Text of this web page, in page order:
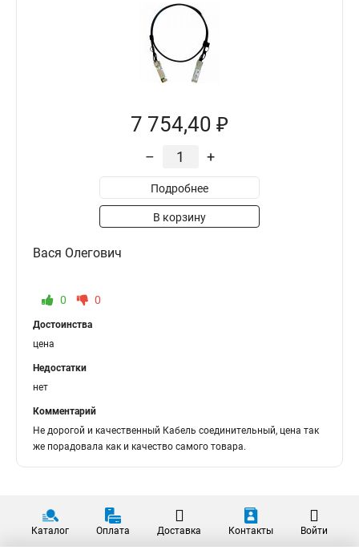
7 754,40 ₽
– +
Подробнее
В корзину
Вася Олегович
0 0
Достоинства
цена
Недостатки
нет
Комментарий
Не дорогой и качественный Кабель соединительный, цена так
же порадовала как и качество самого товара.
Каталог Оплата Доставка Контакты Войти